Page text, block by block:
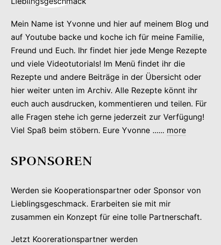
Mein Name ist Yvonne und hier auf meinem Blog und
auf Youtube backe und koche ich für meine Familie,
Freund und Euch. Ihr findet hier jede Menge Rezepte
und viele Videotutorials! Im Menü findet ihr die
Rezepte und andere Beiträge in der Übersicht oder
hier weiter unten im Archiv. Alle Rezepte könnt ihr
euch auch ausdrucken, kommentieren und teilen. Für
alle Fragen stehe ich gerne jederzeit zur Verfügung!
Viel Spaß beim stöbern. Eure Yvonne ...... more
SPONSOREN
Werden sie Kooperationspartner oder Sponsor von
Lieblingsgeschmack. Erarbeiten sie mit mir
zusammen ein Konzept für eine tolle Partnerschaft.
Jetzt Koorerationspartner werden